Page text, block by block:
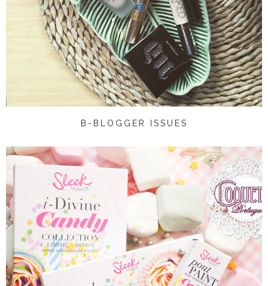
B-BLOGGER ISSUES